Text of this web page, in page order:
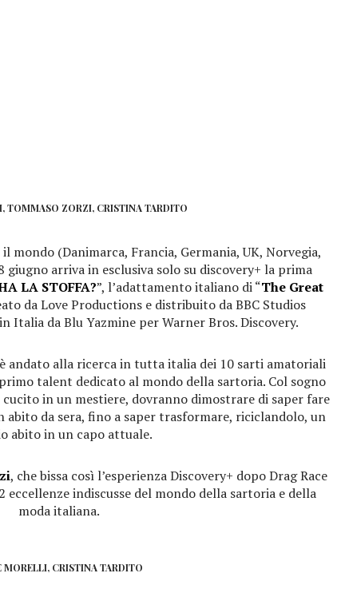
TOMMASO ZORZI, CRISTINA TARDITO
mondo (Danimarca, Francia, Germania, UK, Norvegia,
giugno arriva in esclusiva solo su discovery+ la prima
LA STOFFA?”, l’adattamento italiano di “The Great
da Love Productions e distribuito da BBC Studios
da Blu Yazmine per Warner Bros. Discovery.
è andato alla ricerca in tutta italia dei 10 sarti amatoriali
talent dedicato al mondo della sartoria. Col sogno
in un mestiere, dovranno dimostrare di saper fare
abito da sera, fino a saper trasformare, riciclandolo, un
abito in un capo attuale.
, che bissa così l’esperienza Discovery+ dopo Drag Race
indiscusse del mondo della sartoria e della
moda italiana.
MORELLI, CRISTINA TARDITO